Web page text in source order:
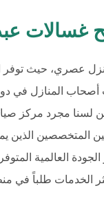
عبدالله
عصري، حيث توفر
المنازل في
نحن لسنا مجرد مركز
المتخصصين الذين
الجودة العالمية
الخدمات طلباً في